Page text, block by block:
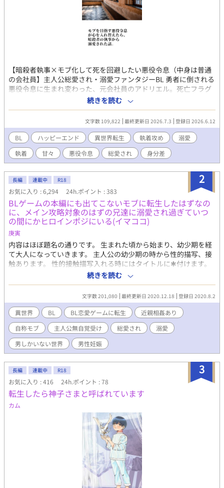
【暗殺者執事×モブ化して死を回避したい悪役令息（中身は普通
の会社員】主人公総愛され・溺愛ファンタジーBL 勇者に倒される
悪役令息に生まれ変わった、元会社員のアドリエル。死亡フラグ
を回避するため行動を改め、父の悪役化も防いだら、なぜだか自
分を殺すはずの執事から求愛されて、おまけに従僕の美少年から
も懐かれているんだけど、なんで――!? 生き残りをかけて奮闘す
る転生悪役令息が、気づいたら真実の愛を手にしていて、幸せに
なるお話です。 総受けに見える展開が含まれますが、最終的に主
人公とくっつくのは執事ひとりだけです。 性描写のあるエピソー
ドには（☆）を付けております。 アルファポリス様の独占公開・
最新作です。 皆様に楽しんでいただけたらと願っています。どう
ぞよろしくお願いいたします！ ※本編完結済み。今後は、後日
談・番外編を不定期に投稿します。 ※番外編・第一弾としまし
て、完結記念SS『プレゼントは僕だった』を更新しました。
続きを読む
文字数 109,822 最終更新日 2026.7.3 登録日 2026.6.12
BL ハッピーエンド 異世界転生 執着攻め
溺愛
執着
甘々 悪役令息 総愛され 身分差
2
長編 連載中 R18
お気に入り : 6,294 24h.ポイント : 383
BLゲームの本編にも出てこないモブに転生したはずなの
に、メイン攻略対象のはずの兄達に溺愛され過ぎていつ
の間にかヒロインポジにいる(イマココ)
庚寅
内容はほぼ題名の通りです。 生まれた頃から始まり、幼少期を経
て大人になっていきます。 主人公の幼少期の時から性的描写、接
触あります。 性的接触描写入れる時にはタイトルに✱付けます。
苦手な方ご注意ください。 残酷描写タグは保険です。 良くある話
のアレコレ。 世界観からしてご都合主義全開です。 大した山も谷
もなく、周囲からただただ溺愛されるだけの話になることでしょ
う(今の所それしか予定なし) ご都合溺愛苦労なしチート人生系が
読みたい、好きという方以外は面白みないと思われます! ストーリ
ーに意味を求める方もUターンをオススメしますm(_ _)m 勢いの
まま書くので、文章や言い回し可笑しくても脳内変換したりスル
ーしてやってください(重要) どうしてもそういうの気になる方は
回れ右推奨。 誤字や文章おかしいなって読み返して気がついたら
抜きのみの為の勢いでの作品。 基本の流れも作風も軽ーい感じの
設定も軽ーい感じの、主人公無自覚総愛され溺愛モノです。 近親
相姦なので苦手な方はお気をつけください。 何かあればまた追記
します。 更新は不定期です。 なろう様のムーンライトノベルズで
掲載しています。 10/23より番外編も別で掲載始めました( ᵕᴗᵕ ) こ
ちらには初めて投稿するので不備がありましたらすみません。 タ
グ乗せきれなかったのでこちらに。 地雷ありましたらバックお願
い致します。 BL恋愛ゲームに転生 近親相姦 自称モブ 主人公無自
覚受け 主人公総愛され 溺愛 男しかいない世界 男性妊娠 ショタ受
け (幼少期は本場なし) それ以外はあるかも ご都合チート ただイチ
ャイチャ ハピエン 兄弟固定カプ 作中に出てくるセリフ解説 ✱学
園編 5話 カディラリオ うろっと覚えとけば〜 訳:何となくで覚え
とけば (うろ覚えなどのうろの事で造語です。)
続きを読む
文字数 201,080 最終更新日 2020.12.18 登録日 2020.8.2
異世界 BL BL恋愛ゲームに転生
近親相姦あり
自称モブ
主人公無自覚受け 総愛され
溺愛
男しかいない世界
男性妊娠
3
長編 連載中 R18
お気に入り : 416 24h.ポイント : 78
転生したら神子さまと呼ばれています
カム